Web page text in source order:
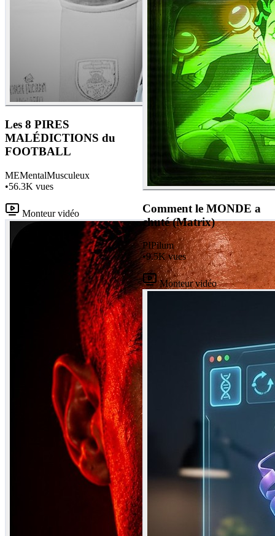
Les 8 PIRES
MALÉDICTIONS du
FOOTBALL
MEMentalMusculeux
•56.3K vues
Monteur vidéo
Comment le MONDE a
chuté (Matrix)
PIPilum
•9.5K vues
Monteur vidéo